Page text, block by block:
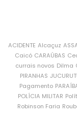
ACIDENTE Alcaçuz
Caicó CARAÚBAS
currais novos Dilma
PIRANHAS
Pagamento
POLÍCIA MILITAR
Robinson Faria